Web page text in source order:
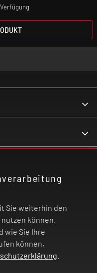
Sie weiterhin den
können.
wie Sie Ihre
können,